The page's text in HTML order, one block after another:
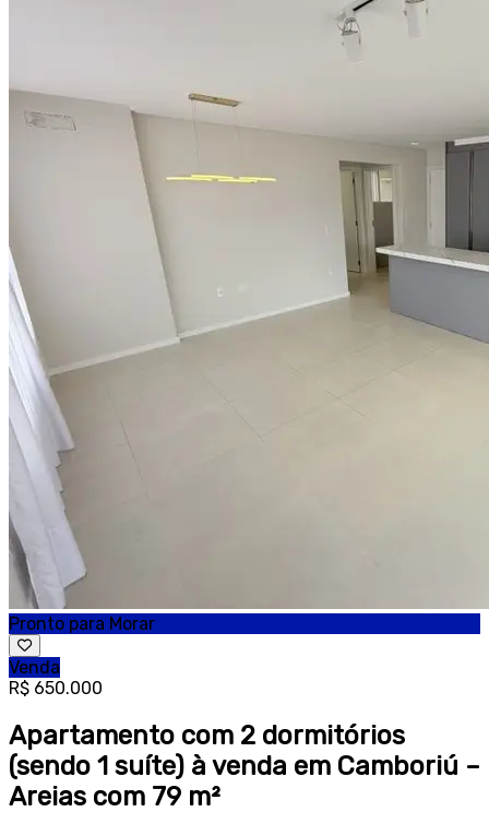
Pronto para Morar
Venda
R$ 650.000
Apartamento com 2 dormitórios
(sendo 1 suíte) à venda em Camboriú –
Areias com 79 m²